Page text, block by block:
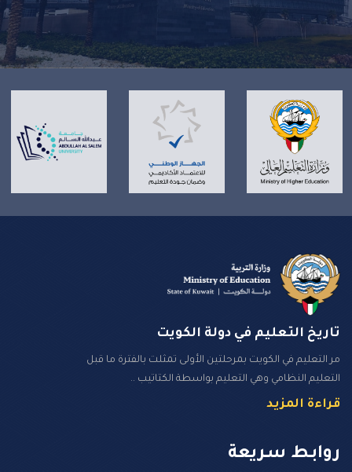
تاريخ التعليم في دولة الكويت
مر التعليم في الكويت بمرحلتين الأولى تمثلت بالفترة ما قبل
التعليم النظامي وهي التعليم بواسطة الكتاتيب ..
قراءة المزيد
روابـط سـريعة